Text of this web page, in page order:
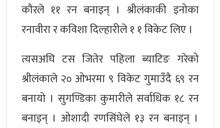
कौरले ११ रन बनाइन् । श्रीलंकाकी इनोका
रनावीरा र कविशा दिल्हारीले १ १ विकेट लिए ।
त्यसअघि टस जितेर पहिला ब्याटिङ गरेको
श्रीलंकाले २० ओभरमा ९ विकेट गुमाउँदै ६९ रन
बनायो । सुगण्डिका कुमारीले सर्वाधिक १८ रन
बनाइन् । ओशादी रणसिंघेले १३ रन बनाइन् ।